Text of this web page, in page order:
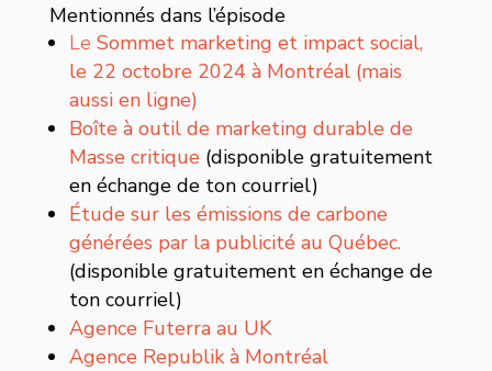
Mentionnés dans l’épisode
Le Sommet marketing et impact social,
le 22 octobre 2024 à Montréal (mais
aussi en ligne)
Boîte à outil de marketing durable de
Masse critique (disponible gratuitement
en échange de ton courriel)
Étude sur les émissions de carbone
générées par la publicité au Québec.
(disponible gratuitement en échange de
ton courriel)
Agence Futerra au UK
Agence Republik à Montréal